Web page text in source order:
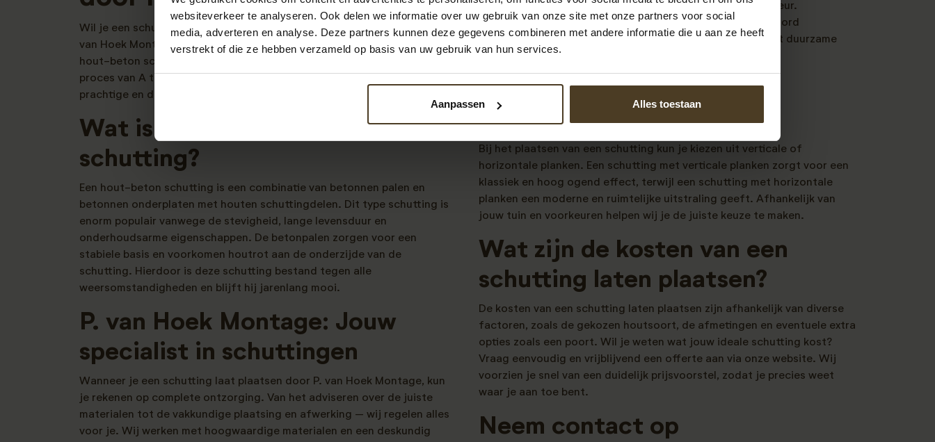
websiteverkeer te analyseren. Ook delen we informatie over uw gebruik van onze site met onze partners voor social
media, adverteren en analyse. Deze partners kunnen deze gegevens combineren met andere informatie die u aan ze heeft
verstrekt of die ze hebben verzameld op basis van uw gebruik van hun services.
Aanpassen Alles toestaan
Wil je een schutting laten plaatsen die zowel stevig als stijlvol is? Bij P.
van Hoek Montage ben je aan het juiste adres voor een hoogwaardige
hout-beton schutting die jarenlang meegaat. Wij nemen het gehele
proces van A tot Z uit handen, zodat jij zorgeloos kunt genieten van een
prachtige en duurzame tuinafscheiding.
Wat is een hout-beton
schutting?
Een hout-beton schutting is een combinatie van betonnen palen en
betonnen onderplaten met houten schuttingdelen. Dit type schutting is
enorm populair vanwege de stevigheid, lange levensduur en
onderhoudsarme eigenschappen. De betonpalen zorgen voor een
stabiele basis en voorkomen houtrot aan de onderzijde van de
schutting. Hierdoor is deze schutting bestand tegen alle
weersomstandigheden en blijft hij jarenlang mooi.
P. van Hoek Montage: Jouw
specialist in schuttingen
Wanneer je een schutting laat plaatsen door P. van Hoek Montage, kun
je rekenen op complete ontzorging. Van het adviseren over de juiste
materialen tot de vakkundige plaatsing en afwerking – wij regelen alles
voor je. Wij werken met hoogwaardige materialen en een deskundig
duurzaamheid. Redwood behoudt tot 5x langer zijn kleur.
Nobifix schutting – Duurzaam en ecologisch verantwoord
alternatief voor tropisch hardhout. Nobifix is de meest duurzame
variant.
Verticale of horizontale
planken?
Bij het plaatsen van een schutting kun je kiezen uit verticale of
horizontale planken. Een schutting met verticale planken zorgt voor een
klassiek en hoog ogend effect, terwijl een schutting met horizontale
planken een moderne en ruimtelijke uitstraling geeft. Afhankelijk van
jouw tuin en voorkeuren helpen wij je de juiste keuze te maken.
Wat zijn de kosten van een
schutting laten plaatsen?
De kosten van een schutting laten plaatsen zijn afhankelijk van diverse
factoren, zoals de gekozen houtsoort, de afmetingen en eventuele extra
opties zoals een poort. Wil je weten wat jouw ideale schutting kost?
Vraag eenvoudig en vrijblijvend een offerte aan via onze website. Wij
voorzien je snel van een duidelijk prijsvoorstel, zodat je precies weet
waar je aan toe bent.
Neem contact op